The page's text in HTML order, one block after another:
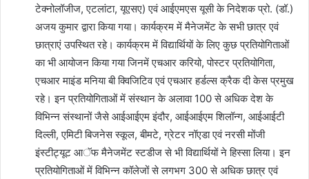
टेक्नोलॉजीज, एटलांटा, यूएसए) एवं आईएमएस यूसी के निदेशक प्रो. (डॉ.)
अजय कुमार द्वारा किया गया। कार्यक्रम में मैनेजमेंट के सभी छात्र एवं
छात्राएं उपस्थित रहे। कार्यक्रम में विद्यार्थियों के लिए कुछ प्रतियोगिताओं
का भी आयोजन किया गया जिनमें एचआर करियो, पोस्टर प्रतियोगिता,
एचआर माइंड मनिया बी क्विजिटिव एवं एचआर हर्डल्स क्रैक दी केस प्रमुख
रहे। इन प्रतियोगिताओं में संस्थान के अलावा 100 से अधिक देश के
विभिन्न संस्थानों जैसे आईआईएम इंदौर, आईआईएम शिलॉन्ग, आईआईटी
दिल्ली, एमिटी बिजनेस स्कूल, बीमटे, ग्रेटर नॉएडा एवं नरसी मोंजी
इंस्टीट्यूट आॅफ मैनेजमेंट स्टडीज से भी विद्यार्थियों ने हिस्सा लिया। इन
प्रतियोगिताओं में विभिन्न कॉलेजों से लगभग 300 से अधिक छात्र एवं